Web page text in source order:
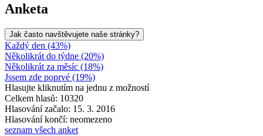
Anketa
Jak často navštěvujete naše stránky?
Každý den (43%)
Několikrát do týdne (20%)
Několikrát za měsíc (18%)
Jssem zde poprvé (19%)
Hlasujte kliknutím na jednu z možností
Celkem hlasů: 10320
Hlasování začalo: 15. 3. 2016
Hlasování končí: neomezeno
seznam všech anket